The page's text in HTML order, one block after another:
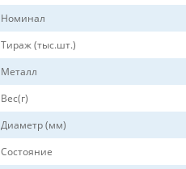
Номинал
Тираж (тыс.шт.)
Металл
Вес(г)
Диаметр (мм)
Состояние